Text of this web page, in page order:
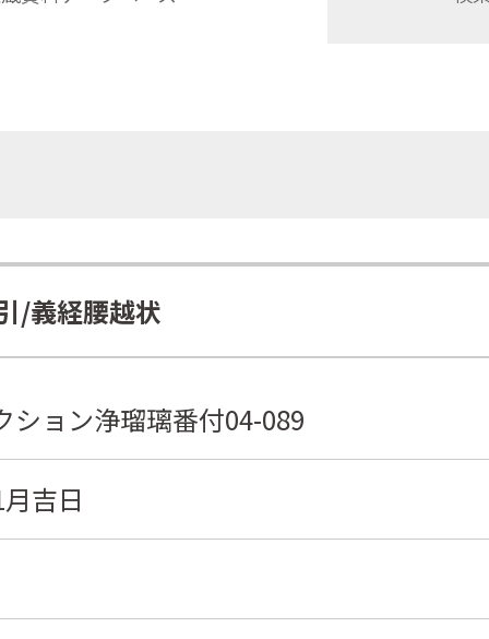
/義経腰越状
ション浄瑠璃番付04-089
吉日